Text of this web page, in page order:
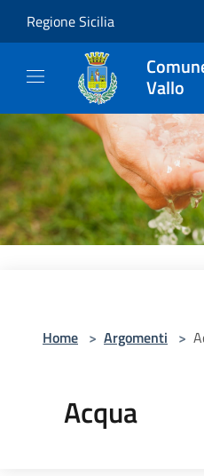
Regione Sicilia
Vallo
Home > Argomenti >
Acqua